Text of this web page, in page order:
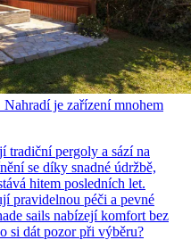
Nahradí je zařízení mnohem
tradiční pergoly a sází na
se díky snadné údržbě,
hitem posledních let.
pravidelnou péči a pevné
sails nabízejí komfort bez
si dát pozor při výběru?